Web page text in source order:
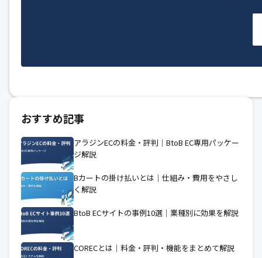
おすすめ記事
アラジンECの料金・評判｜BtoB EC専用パッケー
ジ解説
Bカートの掛け払いとは｜仕組み・費用をやさし
く解説
BtoB ECサイトの事例10選｜業種別に効果を解説
CORECとは｜料金・評判・機能をまとめて解説